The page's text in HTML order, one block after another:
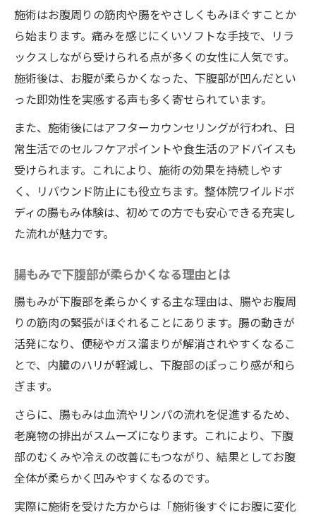
法
下腹部の悩みに整体院ワイルドボディがで
きること
美しいラインを目指す骨盤内部ケアのポイ
ント
即効性を求めるなら腸もみ施術でお腹を柔軟に
整体院ワイルドボディの腸もみで即効お腹
痩せ
忙しい女性におすすめの腸もみ体験とは
腸もみでお腹が柔らかくなる仕組みを解説
整体院ワイルドボディの施術が選ばれる理
腸もみ施術の即効性と持続力を比較検証
下腹部が凹む秘密とは整体院ワイルドボディの
新提案
整体院ワイルドボディの下腹部ケア最新理
下腹部が柔らかく凹む理由を徹底解説
整体院ワイルドボディの新しい施術提案と
は
施術はお腹周りの筋肉や腸をやさしくもみほぐすことか
ら始まります。痛みを感じにくいソフトな手技で、リラ
ックスしながら受けられる点が多くの女性に人気です。
施術後は、お腹が柔らかくなった、下腹部が凹んだとい
った即効性を実感する声も多く寄せられています。
また、施術後にはアフターカウンセリングが行われ、日
常生活でのセルフケアポイントや食生活のアドバイスも
受けられます。これにより、施術の効果を持続しやす
く、リバウンド防止にも役立ちます。整体院ワイルドボ
ディの腸もみ体験は、初めての方でも安心できる充実し
た流れが魅力です。
腸もみで下腹部が柔らかくなる理由とは
腸もみが下腹部を柔らかくする主な理由は、腸やお腹周
りの筋肉の緊張がほぐれることにあります。腸の動きが
活発になり、便秘やガス溜まりが解消されやすくなるこ
とで、内臓のハリが軽減し、下腹部のぽっこり感が和ら
ぎます。
さらに、腸もみは血流やリンパの流れを促進するため、
老廃物の排出がスムーズになります。これにより、下腹
部のむくみや冷えの改善にもつながり、結果としてお腹
全体が柔らかく凹みやすくなるのです。
実際に施術を受けた方からは「施術後すぐにお腹に変化